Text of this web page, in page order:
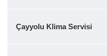
Çayyolu Klima Servisi